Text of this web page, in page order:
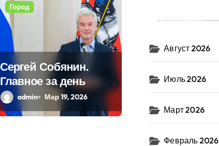
Город
Сергей Собянин.
Главное за день
admin Мар 19, 2026
Архивы
Август 2026
Июль 2026
Март 2026
Февраль 2026